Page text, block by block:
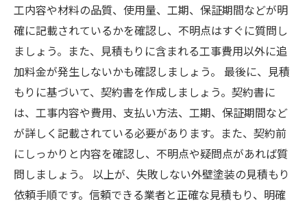
工内容や材料の品質、使用量、工期、保証期間などが明
確に記載されているかを確認し、不明点はすぐに質問し
ましょう。また、見積もりに含まれる工事費用以外に追
加料金が発生しないかも確認しましょう。 最後に、見積
もりに基づいて、契約書を作成しましょう。契約書に
は、工事内容や費用、支払い方法、工期、保証期間など
が詳しく記載されている必要があります。また、契約前
にしっかりと内容を確認し、不明点や疑問点があれば質
問しましょう。 以上が、失敗しない外壁塗装の見積もり
依頼手順です。信頼できる業者と正確な見積もり、明確